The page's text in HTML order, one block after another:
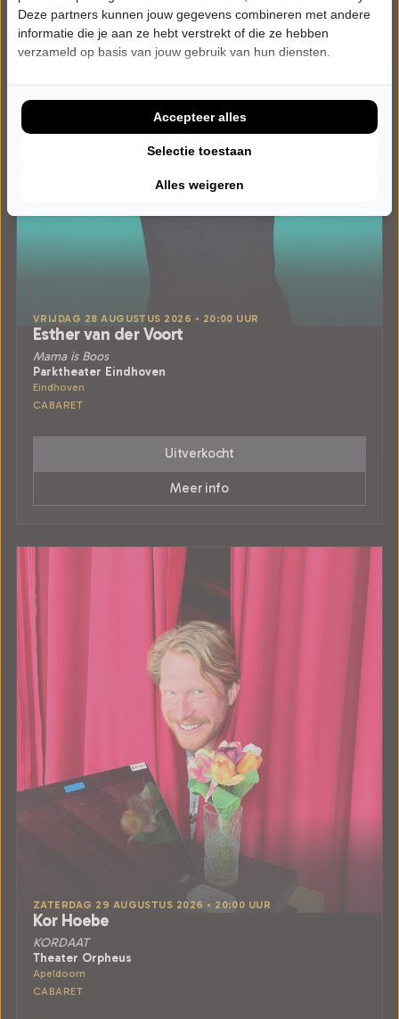
VRIJDAG 28 AUGUSTUS 2026 • 20:00 UUR
Esther van der Voort
Mama is Boos
Parktheater Eindhoven
Eindhoven
CABARET
Uitverkocht
Meer info
ZATERDAG 29 AUGUSTUS 2026 • 20:00 UUR
Kor Hoebe
KORDAAT
Theater Orpheus
Apeldoorn
CABARET
Deze partners kunnen jouw gegevens combineren met andere
informatie die je aan ze hebt verstrekt of die ze hebben
verzameld op basis van jouw gebruik van hun diensten.
Alles weigeren
Selectie toestaan
Accepteer alles